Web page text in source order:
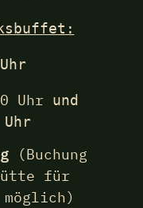
Uhr und
(Buchung
für